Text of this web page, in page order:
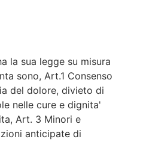
la sua legge su misura
sono, Art.1 Consenso
del dolore, divieto di
nelle cure e dignita'
Art. 3 Minori e
anticipate di